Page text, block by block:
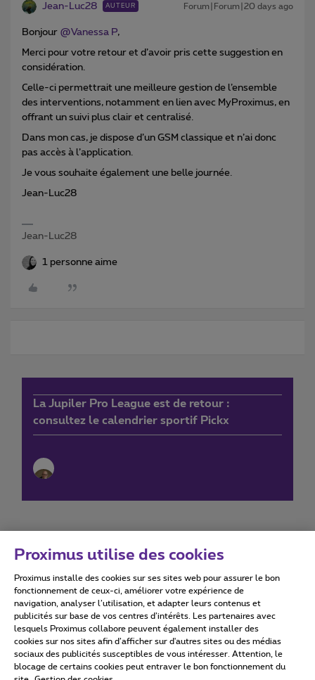
Jean-Luc28 AUTEUR Forum|Forum|20 days ago
Bonjour ​ @Vanessa P,
Merci pour votre retour et d’avoir pris cette suggestion en
considération.
Celle-ci permettrait une meilleure gestion de l’ensemble
des interventions, notamment en lien avec MyProximus, en
offrant un suivi plus clair et centralisé.
Dans mon cas, je dispose d’un GSM classique et n’ai donc
pas accès à l’application.
Je vous souhaite également une belle journée.
Jean-Luc28
Jean-Luc28
1 personne aime
La Jupiler Pro League est de retour :
consultez le calendrier sportif Pickx
Conditions d'utilisation Accessibility statement
Tous droits réservés. © 2026
Proximus utilise des cookies
Proximus installe des cookies sur ses sites web pour assurer le bon
fonctionnement de ceux-ci, améliorer votre expérience de
navigation, analyser l’utilisation, et adapter leurs contenus et
publicités sur base de vos centres d’intérêts. Les partenaires avec
lesquels Proximus collabore peuvent également installer des
cookies sur nos sites afin d’afficher sur d'autres sites ou des médias
sociaux des publicités susceptibles de vous intéresser. Attention, le
blocage de certains cookies peut entraver le bon fonctionnement du